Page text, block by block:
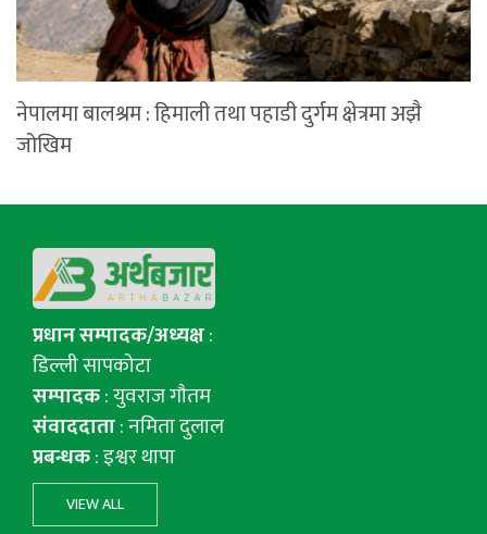
नेपालमा बालश्रम : हिमाली तथा पहाडी दुर्गम क्षेत्रमा अझै
जोखिम
प्रधान सम्पादक/अध्यक्ष:
डिल्ली सापकोटा
सम्पादक: युवराज गाैतम
संवाददाता: नमिता दुलाल
प्रबन्धक: इश्वर थापा
VIEW ALL